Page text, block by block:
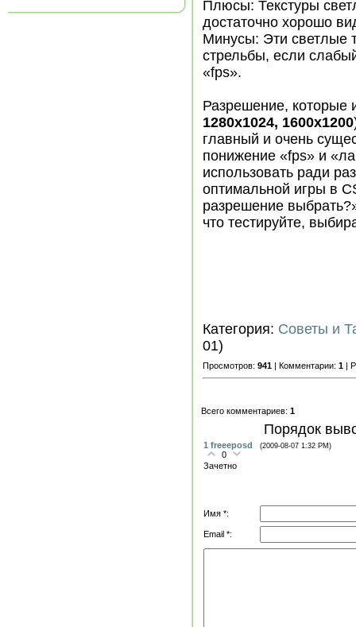
Плюсы: Текстуры
достаточно хорошо
Минусы: Эти светлые
стрельбы, если
«fps».
Разрешение, которые
1280х1024, 1600х1200
главный и очень
понижение «fps» и
использовать ради
оптимальной игры в
разрешение
что тестируйте,
Категория: Советы и
01)
Просмотров: 941 | Комментарии: 1 |
Всего комментариев: 1
Порядок
1 freeeposd (2009-08-07 1:32 PM)
0
Зачетно
Имя *:
Email *: